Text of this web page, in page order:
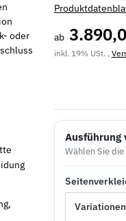
oder
ab
inkl. 19% USt. ,
Ausführung
Wählen Sie